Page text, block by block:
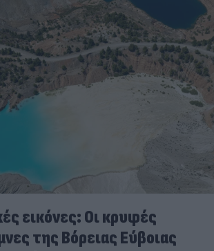
εικόνες: Οι κρυφές
της Βόρειας Εύβοιας